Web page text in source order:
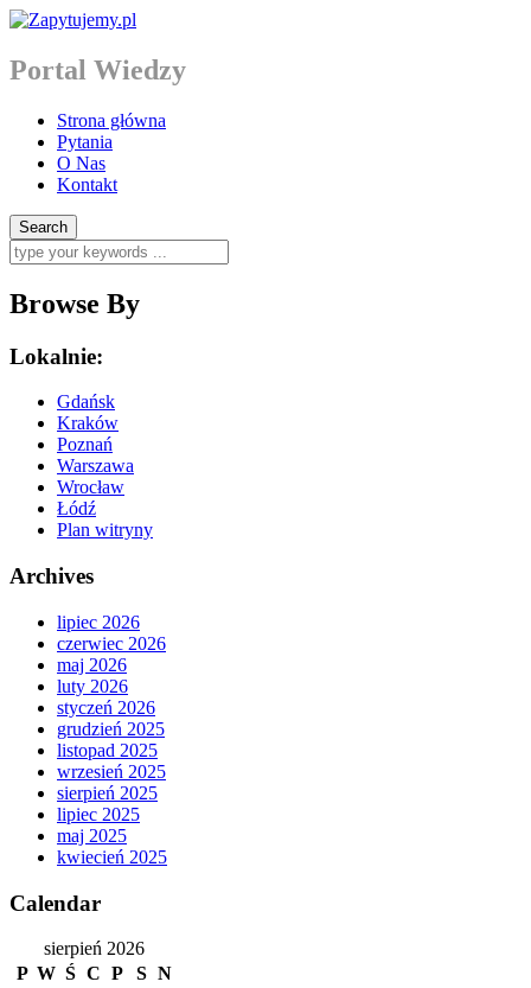
Portal Wiedzy
Strona główna
Pytania
O Nas
Kontakt
Browse By
Lokalnie:
Gdańsk
Kraków
Poznań
Warszawa
Wrocław
Łódź
Plan witryny
Archives
lipiec 2026
czerwiec 2026
maj 2026
luty 2026
styczeń 2026
grudzień 2025
listopad 2025
wrzesień 2025
sierpień 2025
lipiec 2025
maj 2025
kwiecień 2025
Calendar
sierpień 2026
P W Ś C P S N